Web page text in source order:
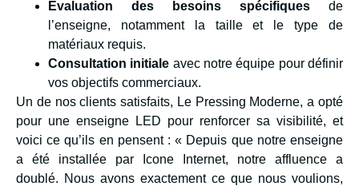
Évaluation des besoins spécifiques de
l’enseigne, notamment la taille et le type de
matériaux requis.
Consultation initiale avec notre équipe pour définir
vos objectifs commerciaux.
Un de nos clients satisfaits, Le Pressing Moderne, a opté
pour une enseigne LED pour renforcer sa visibilité, et
voici ce qu’ils en pensent : « Depuis que notre enseigne
a été installée par Icone Internet, notre affluence a
doublé. Nous avons exactement ce que nous voulions,